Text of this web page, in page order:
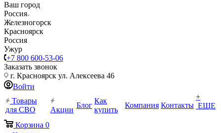
Ваш город
Россия
Железногорск
Красноярск
Россия
Ужур
+7 800 600-53-06
Заказать звонок
г. Красноярск ул. Алексеева 46
Войти
Товары
для СВО
Акции
Блог
Как
купить
Компания Контакты
+
ЕЩЕ
Корзина 0